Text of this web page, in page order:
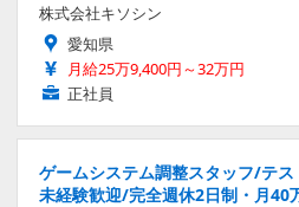
株式会社キソシン
愛知県
月給25万9,400円～32万円
正社員
ゲームシステム調整スタッフ/テ
未経験歓迎/完全週休2日制・月40